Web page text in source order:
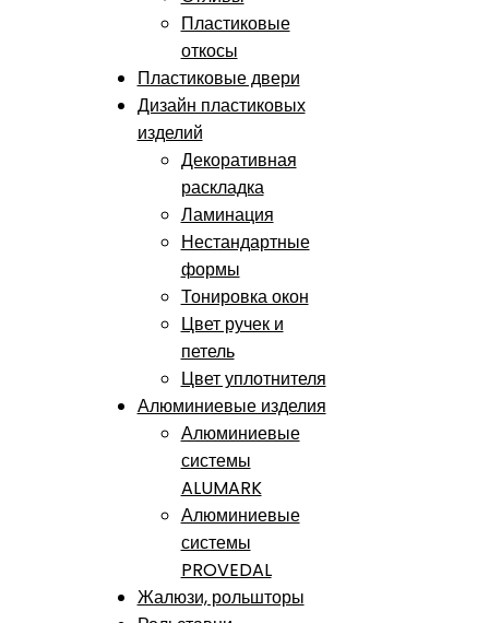
Пластиковые
откосы
Пластиковые двери
Дизайн пластиковых
изделий
Декоративная
раскладка
Ламинация
Нестандартные
формы
Тонировка окон
Цвет ручек и
петель
Цвет уплотнителя
Алюминиевые изделия
Алюминиевые
системы
ALUMARK
Алюминиевые
системы
PROVEDAL
Жалюзи, рольшторы